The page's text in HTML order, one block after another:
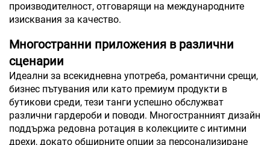
производителност, отговарящи на международните
изисквания за качество.
Многостранни приложения в различни
сценарии
Идеални за всекидневна употреба, романтични срещи,
бизнес пътувания или като премиум продукти в
бутикови среди, тези танги успешно обслужват
различни гардероби и поводи. Многостранният дизайн
поддържа редовна ротация в колекциите с интимни
дрехи, докато обширните опции за персонализиране